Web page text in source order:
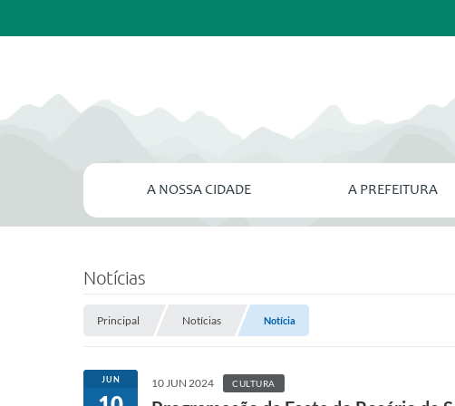
A NOSSA CIDADE A PREFEITURA
Notícias
Principal Notícias Notícia
JUN 10 JUN 2024 CULTURA